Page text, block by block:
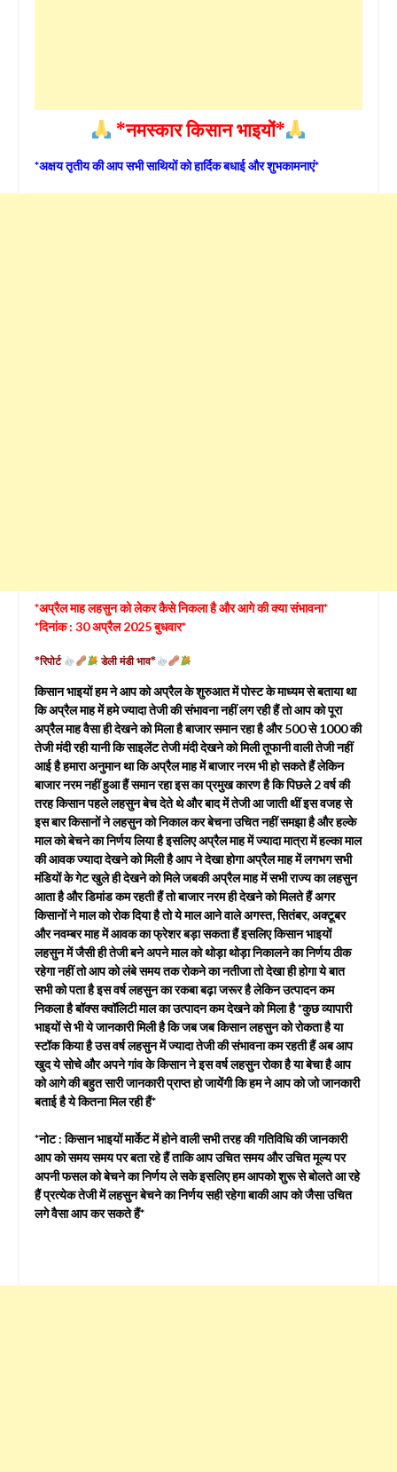
*नमस्कार किसान भाइयों*
*अक्षय तृतीय की आप सभी साथियों को हार्दिक बधाई और शुभकामनाएं*
*अप्रैल माह लहसुन को लेकर कैसे निकला है और आगे की क्या संभावना*
*दिनांक : 30 अप्रैल 2025 बुधवार*
*रिपोर्ट डेली मंडी भाव*
किसान भाइयों हम ने आप को अप्रैल के शुरुआत में पोस्ट के माध्यम से बताया था
कि अप्रैल माह में हमे ज्यादा तेजी की संभावना नहीं लग रही हैं तो आप को पूरा
अप्रैल माह वैसा ही देखने को मिला है बाजार समान रहा है और 500 से 1000 की
तेजी मंदी रही यानी कि साइलेंट तेजी मंदी देखने को मिली तूफानी वाली तेजी नहीं
आई है हमारा अनुमान था कि अप्रैल माह में बाजार नरम भी हो सकते हैं लेकिन
बाजार नरम नहीं हुआ हैं समान रहा इस का प्रमुख कारण है कि पिछले 2 वर्ष की
तरह किसान पहले लहसुन बेच देते थे और बाद में तेजी आ जाती थीं इस वजह से
इस बार किसानों ने लहसुन को निकाल कर बेचना उचित नहीं समझा है और हल्के
माल को बेचने का निर्णय लिया है इसलिए अप्रैल माह में ज्यादा मात्रा में हल्का माल
की आवक ज्यादा देखने को मिली है आप ने देखा होगा अप्रैल माह में लगभग सभी
मंडियों के गेट खुले ही देखने को मिले जबकी अप्रैल माह में सभी राज्य का लहसुन
आता है और डिमांड कम रहती हैं तो बाजार नरम ही देखने को मिलते हैं अगर
किसानों ने माल को रोक दिया है तो ये माल आने वाले अगस्त, सितंबर, अक्टूबर
और नवम्बर माह में आवक का फ्रेशर बड़ा सकता हैं इसलिए किसान भाइयों
लहसुन में जैसी ही तेजी बने अपने माल को थोड़ा थोड़ा निकालने का निर्णय ठीक
रहेगा नहीं तो आप को लंबे समय तक रोकने का नतीजा तो देखा ही होगा ये बात
सभी को पता है इस वर्ष लहसुन का रकबा बढ़ा जरूर है लेकिन उत्पादन कम
निकला है बॉक्स क्वॉलिटी माल का उत्पादन कम देखने को मिला है *कुछ व्यापारी
भाइयों से भी ये जानकारी मिली है कि जब जब किसान लहसुन को रोकता है या
स्टॉक किया है उस वर्ष लहसुन में ज्यादा तेजी की संभावना कम रहती हैं अब आप
खुद ये सोचे और अपने गांव के किसान ने इस वर्ष लहसुन रोका है या बेचा है आप
को आगे की बहुत सारी जानकारी प्राप्त हो जायेंगी कि हम ने आप को जो जानकारी
बताई है ये कितना मिल रही हैं*
*नोट : किसान भाइयों मार्केट में होने वाली सभी तरह की गतिविधि की जानकारी
आप को समय समय पर बता रहे हैं ताकि आप उचित समय और उचित मूल्य पर
अपनी फसल को बेचने का निर्णय ले सके इसलिए हम आपको शुरू से बोलते आ रहे
हैं प्रत्येक तेजी में लहसुन बेचने का निर्णय सही रहेगा बाकी आप को जैसा उचित
लगे वैसा आप कर सकते हैं*